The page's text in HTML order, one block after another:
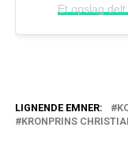
Et opslag
LIGNENDE EMNER:
KRONPRINS